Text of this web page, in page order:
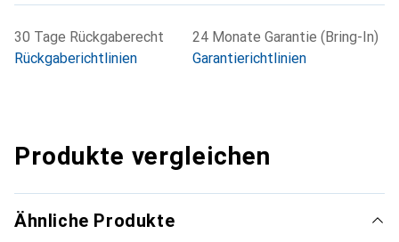
30 Tage Rückgaberecht
Rückgaberichtlinien
24 Monate Garantie (Bring-In)
Garantierichtlinien
Produkte vergleichen
Ähnliche Produkte